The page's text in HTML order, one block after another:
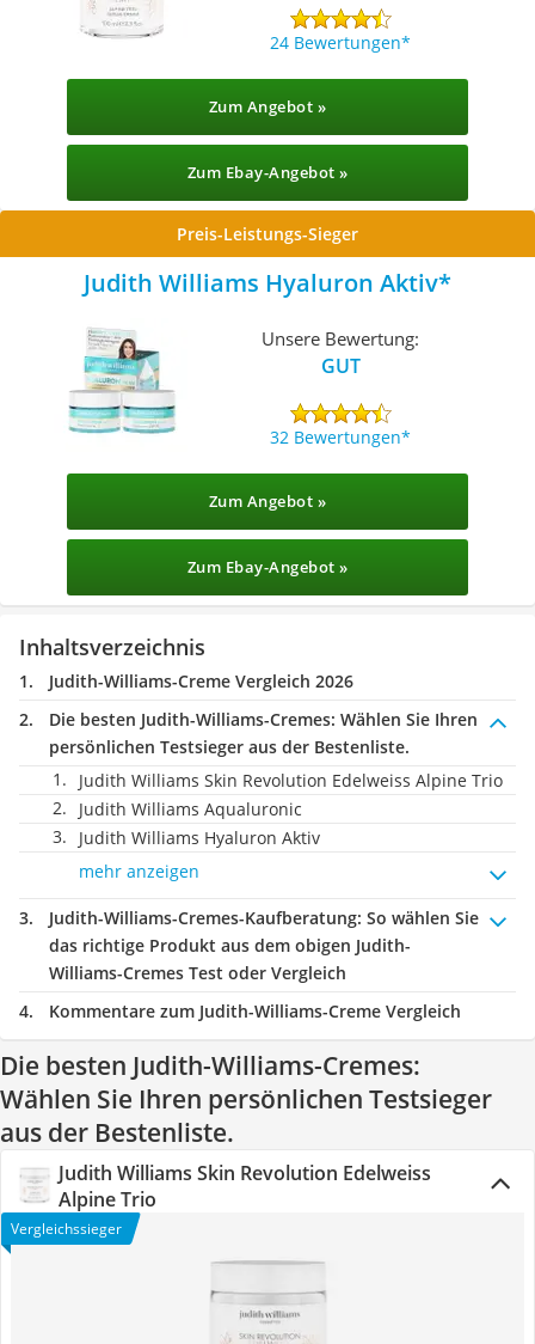
24 Bewertungen
Zum Angebot »
Zum Ebay-Angebot »
Preis-Leistungs-Sieger
Judith Williams Hyaluron Aktiv
Unsere Bewertung:
GUT
32 Bewertungen
Zum Angebot »
Zum Ebay-Angebot »
Inhaltsverzeichnis
Judith-Williams-Creme Vergleich 2026
Die besten Judith-Williams-Cremes: Wählen Sie Ihren
persönlichen Testsieger aus der Bestenliste.
Judith Williams Skin Revolution Edelweiss Alpine Trio
Judith Williams Aqualuronic
Judith Williams Hyaluron Aktiv
mehr anzeigen
Judith-Williams-Cremes-Kaufberatung: So wählen Sie
das richtige Produkt aus dem obigen Judith-
Williams-Cremes Test oder Vergleich
Kommentare zum Judith-Williams-Creme Vergleich
Die besten Judith-Williams-Cremes:
Wählen Sie Ihren persönlichen Testsieger
aus der Bestenliste.
Judith Williams Skin Revolution Edelweiss
Alpine Trio
Vergleichssieger